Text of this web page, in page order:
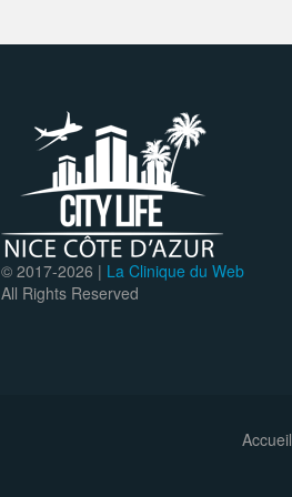
© 2017-2026 | La Clinique du Web
All Rights Reserved
Accueil